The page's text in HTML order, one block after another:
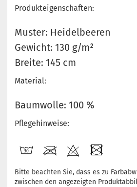
Produkteigenschaften:
Muster: Heidelbeeren
Gewicht: 130 g/m²
Breite: 145 cm
Material:
Baumwolle: 100 %
Pflegehinweise:
Bitte beachten Sie, dass es zu
zwischen den angezeigten